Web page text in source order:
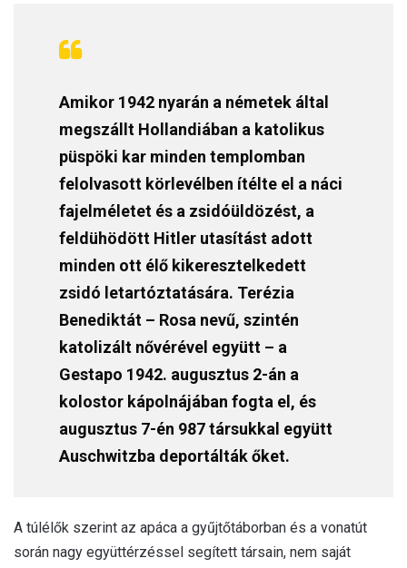
Amikor 1942 nyarán a németek által
megszállt Hollandiában a katolikus
püspöki kar minden templomban
felolvasott körlevélben ítélte el a náci
fajelméletet és a zsidóüldözést, a
feldühödött Hitler utasítást adott
minden ott élő kikeresztelkedett
zsidó letartóztatására. Terézia
Benediktát – Rosa nevű, szintén
katolizált nővérével együtt – a
Gestapo 1942. augusztus 2-án a
kolostor kápolnájában fogta el, és
augusztus 7-én 987 társukkal együtt
Auschwitzba deportálták őket.
A túlélők szerint az apáca a gyűjtőtáborban és a vonatút
során nagy együttérzéssel segített társain, nem saját